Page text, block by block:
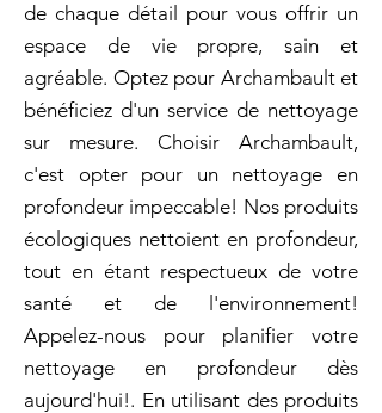
de chaque détail pour vous offrir un
espace de vie propre, sain et
agréable. Optez pour Archambault et
bénéficiez d'un service de nettoyage
sur mesure. Choisir Archambault,
c'est opter pour un nettoyage en
profondeur impeccable! Nos produits
écologiques nettoient en profondeur,
tout en étant respectueux de votre
santé et de l'environnement!
Appelez-nous pour planifier votre
nettoyage en profondeur dès
aujourd'hui!. En utilisant des produits